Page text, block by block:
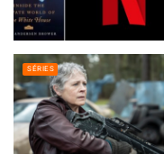
SÉRIES